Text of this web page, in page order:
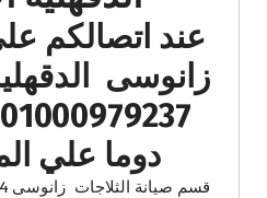
عند اتصالكم
دوما علي